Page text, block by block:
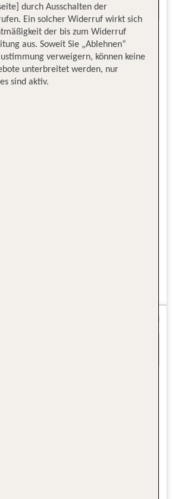
durch Ausschalten der
Ein solcher Widerruf wirkt sich
der bis zum Widerruf
aus. Soweit Sie „Ablehnen“
verweigern, können keine
unterbreitet werden, nur
sind aktiv.